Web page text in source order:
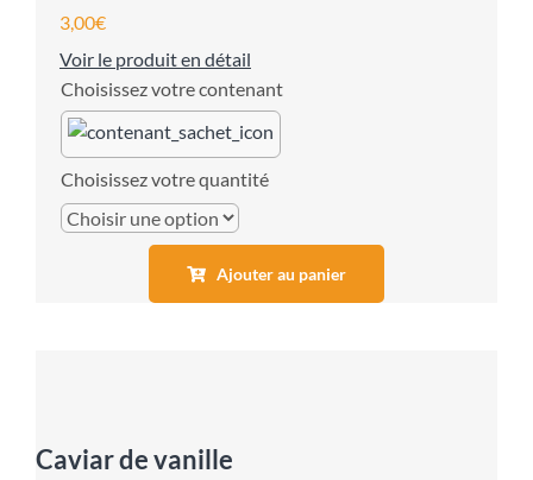
3,00€
Voir le produit en détail
contenant
quantité
Ajouter au panier
Caviar de vanille